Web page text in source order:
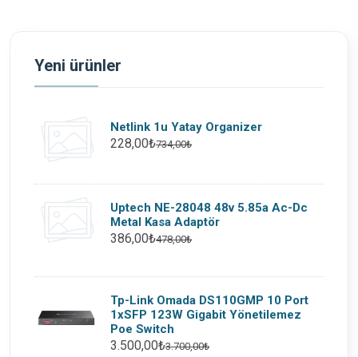
Yeni ürünler
Netlink 1u Yatay Organizer
228,00₺734,00₺
Uptech NE-28048 48v 5.85a Ac-Dc
Metal Kasa Adaptör
386,00₺478,00₺
Tp-Link Omada DS110GMP 10 Port
1xSFP 123W Gigabit Yönetilemez
Poe Switch
3.500,00₺3.700,00₺